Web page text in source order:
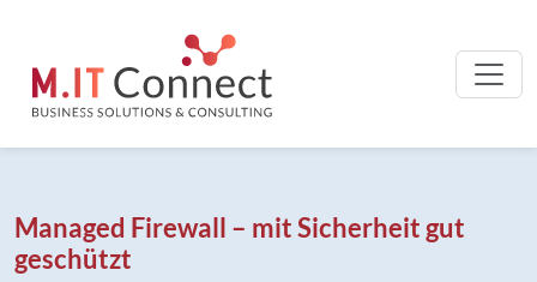
Managed Firewall – mit Sicherheit gut
geschützt